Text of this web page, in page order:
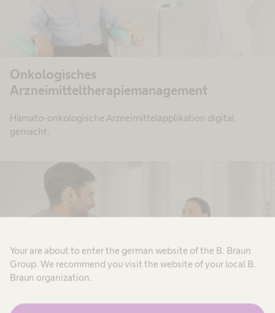
Your are about to enter the german website of the B. Braun
Group. We recommend you visit the website of your local B.
Braun organization.
Onkologisches
Arzneimitteltherapiemanagement​
Hämato-onkologische Arzneimittelapplikation digital
gemacht.